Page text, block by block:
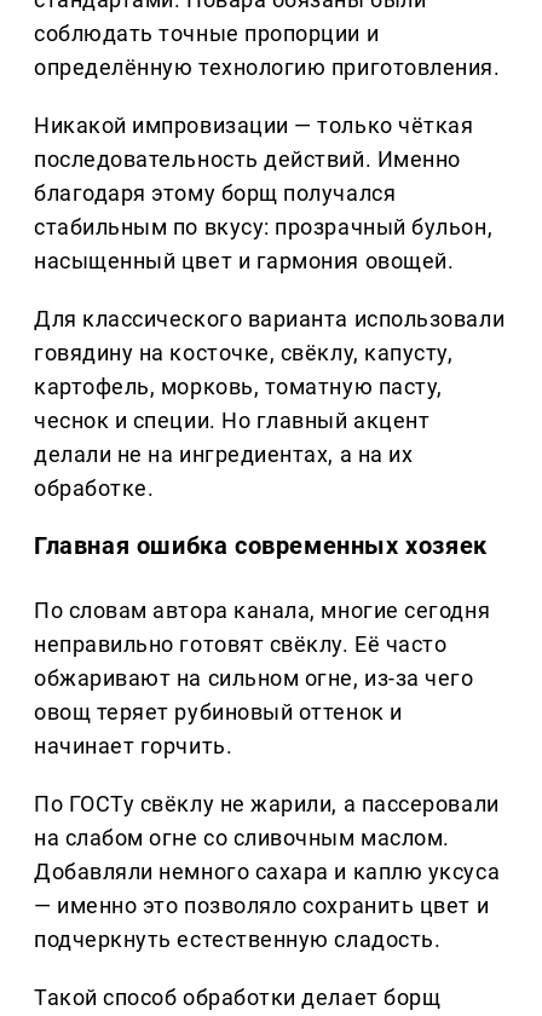
соблюдать точные пропорции и
определённую технологию приготовления.
Никакой импровизации — только чёткая
последовательность действий. Именно
благодаря этому борщ получался
стабильным по вкусу: прозрачный бульон,
насыщенный цвет и гармония овощей.
Для классического варианта использовали
говядину на косточке, свёклу, капусту,
картофель, морковь, томатную пасту,
чеснок и специи. Но главный акцент
делали не на ингредиентах, а на их
обработке.
Главная ошибка современных хозяек
По словам автора канала, многие сегодня
неправильно готовят свёклу. Её часто
обжаривают на сильном огне, из-за чего
овощ теряет рубиновый оттенок и
начинает горчить.
По ГОСТу свёклу не жарили, а пассеровали
на слабом огне со сливочным маслом.
Добавляли немного сахара и каплю уксуса
— именно это позволяло сохранить цвет и
подчеркнуть естественную сладость.
Такой способ обработки делает борщ